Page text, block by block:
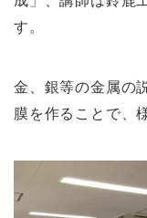
す。
金、銀等の金属の
膜を作ることで、